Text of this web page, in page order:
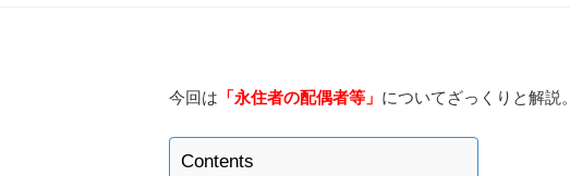
今回は 「永住者の配偶者等 」 についてざっくりと解説。
Contents